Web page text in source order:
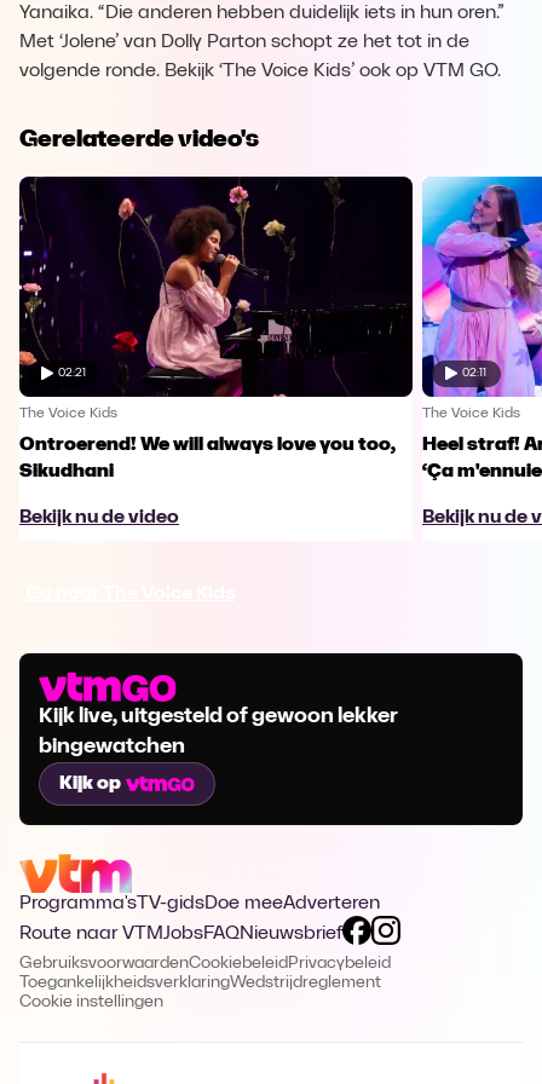
Yanaika. “Die anderen hebben duidelijk iets in hun oren.”
Met ‘Jolene’ van Dolly Parton schopt ze het tot in de
volgende ronde. Bekijk ‘The Voice Kids’ ook op VTM GO.
Gerelateerde video's
02:21
The Voice Kids
Ontroerend! We will always love you too,
Sikudhani
Bekijk nu de video
02:11
The Voice Kids
Heel straf!
‘Ça
Bekijk nu de
Kijk live, uitgesteld of gewoon lekker
bingewatchen
Kijk op
Programma's TV-gidsDoe meeAdverteren
Route naar VTMJobsFAQNieuwsbrief
GebruiksvoorwaardenCookiebeleid Privacybeleid
ToegankelijkheidsverklaringWedstrijdreglement
Cookie instellingen